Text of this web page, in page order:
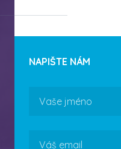
NAPIŠTE NÁM